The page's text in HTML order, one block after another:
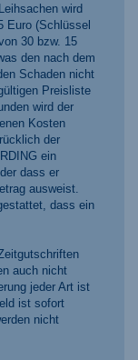
wird
Euro (Schlüssel
30 bzw. 15
den nach dem
Schaden nicht
Preisliste
wird der
Kosten
der
ein
dass er
ausweist.
dass ein
auch nicht
jeder Art ist
ist sofort
nicht